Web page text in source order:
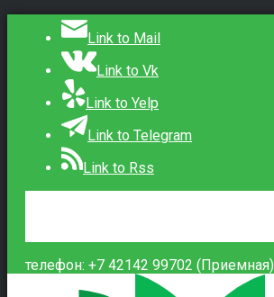
Link to Mail
Link to Vk
Link to Yelp
Link to Telegram
Link to Rss
телефон: +7 42142 99702 (Приемная)